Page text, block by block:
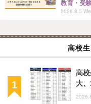
教育・受
2026.8.5
高校
高
大